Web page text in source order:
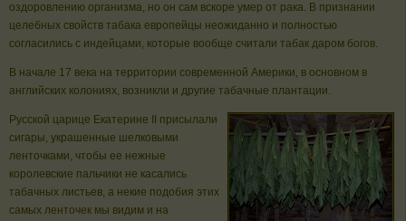
оздоровлению организма, но он сам вскоре умер от рака. В признании
целебных свойств табака европейцы неожиданно и полностью
согласились с индейцами, которые вообще считали табак даром богов.
В начале 17 века на территории современной Америки, в основном в
английских колониях, возникли и другие табачные плантации.
Русской царице Екатерине II присылали
сигары, украшенные шелковыми
ленточками, чтобы ее нежные
королевские пальчики не касались
табачных листьев, а некие подобия этих
самых ленточек мы видим и на